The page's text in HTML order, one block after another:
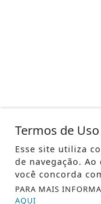
Termos de
Esse site utiliza
de navegação.
você concorda
PARA MAIS
AQUI